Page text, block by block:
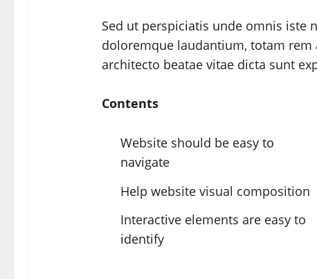
Sed ut perspiciatis unde omnis iste
doloremque laudantium, totam rem
architecto beatae vitae dicta sunt
Contents
Website should be easy to
navigate
Help website visual composition
Interactive elements are easy to
identify